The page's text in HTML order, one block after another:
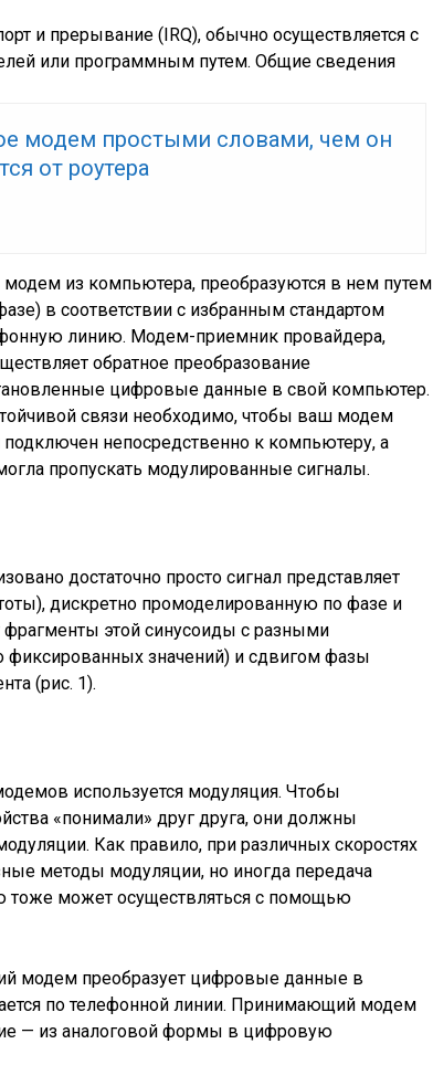
и прерывание (IRQ), обычно осуществляется с
или программным путем. Общие сведения
модем простыми словами, чем он
от роутера
из компьютера, преобразуются в нем путем
в соответствии с избранным стандартом
линию. Модем-приемник провайдера,
обратное преобразование
цифровые данные в свой компьютер.
связи необходимо, чтобы ваш модем
непосредственно к компьютеру, а
пропускать модулированные сигналы.
достаточно просто сигнал представляет
дискретно промоделированную по фазе и
фрагменты этой синусоиды с разными
значений) и сдвигом фазы
(рис. 1).
используется модуляция. Чтобы
«понимали» друг друга, они должны
Как правило, при различных скоростях
методы модуляции, но иногда передача
тоже может осуществляться с помощью
модем преобразует цифровые данные в
по телефонной линии. Принимающий модем
— из аналоговой формы в цифровую